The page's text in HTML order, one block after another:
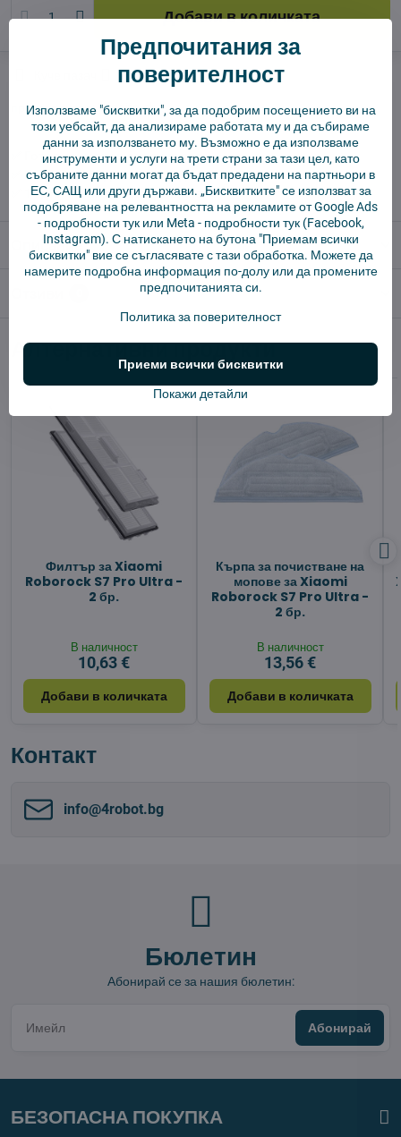
Добави в количката
Доставки
производител: Vysajto.sk
✅ Готов за изпращане веднага
✅ БЕЗПЛАТНА доставка над 55 EUR.
✅ 14 дни политика за връщане
Описание
Алтернативни продукти
Филтър за Xiaomi
Roborock S7 Pro Ultra -
2 бр.
В наличност
10,63 €
Добави в количката
Кърпа за почистване на
мопове за Xiaomi
Roborock S7 Pro Ultra -
2 бр.
В наличност
13,56 €
Добави в количката
Контакт
info​@4robot​.bg
Бюлетин
Абонирай се за нашия бюлетин:
Абонирай
БЕЗОПАСНА ПОКУПКА
Предпочитания за
поверителност
Използваме "бисквитки", за да подобрим посещението ви на
този уебсайт, да анализираме работата му и да събираме
данни за използването му. Възможно е да използваме
инструменти и услуги на трети страни за тази цел, като
събраните данни могат да бъдат предадени на партньори в
ЕС, САЩ или други държави. „Бисквитките" се използват за
подобряване на релевантността на рекламите от Google Ads
- подробности тукили Meta - подробности тук(Facebook,
Instagram). С натискането на бутона "Приемам всички
бисквитки" вие се съгласявате с тази обработка. Можете да
намерите подробна информация по-долу или да промените
предпочитанията си.
Политика за поверителност
Покажи детайли
Приеми всички бисквитки